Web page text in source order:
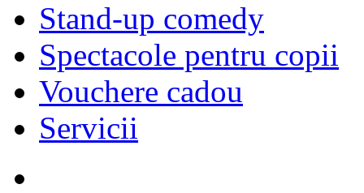
Stand-up comedy
Spectacole pentru copii
Vouchere cadou
Servicii